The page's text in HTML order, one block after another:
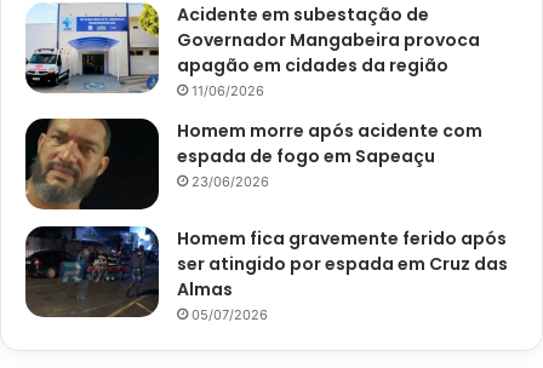
Acidente em subestação de
Governador Mangabeira provoca
apagão em cidades da região
11/06/2026
Homem morre após acidente com
espada de fogo em Sapeaçu
23/06/2026
Homem fica gravemente ferido após
ser atingido por espada em Cruz das
Almas
05/07/2026